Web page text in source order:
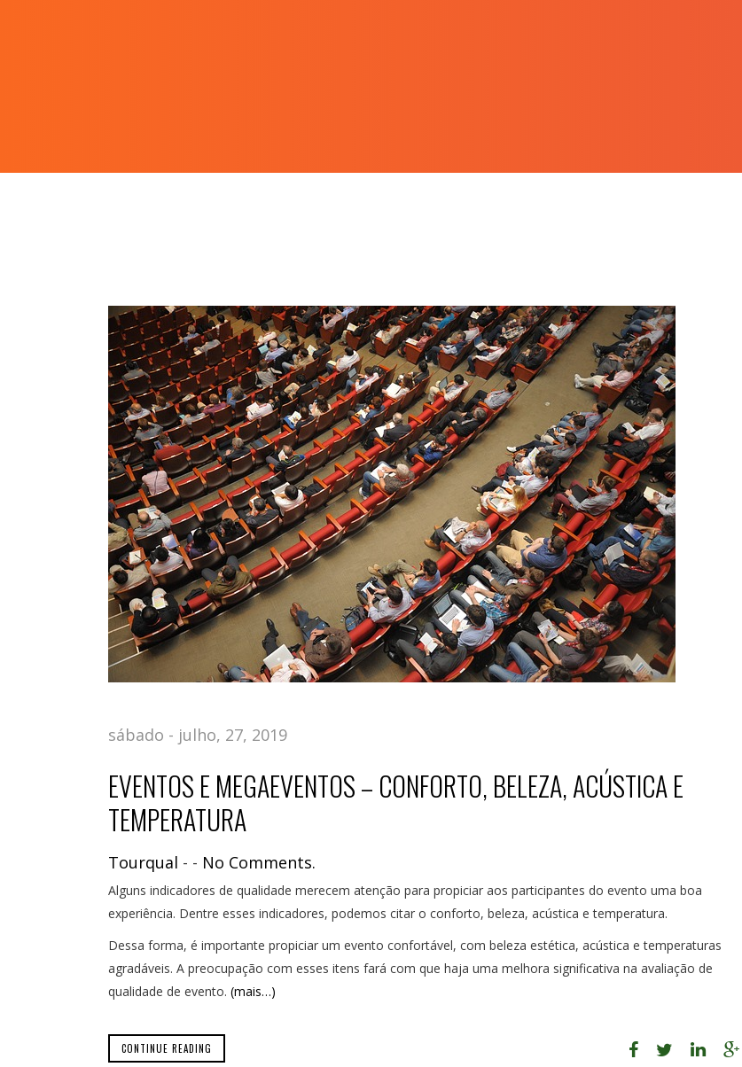
sábado - julho, 27, 2019
EVENTOS E MEGAEVENTOS – CONFORTO, BELEZA, ACÚSTICA E
TEMPERATURA
Tourqual - - No Comments.
Alguns indicadores de qualidade merecem atenção para propiciar aos participantes do evento uma boa
experiência. Dentre esses indicadores, podemos citar o conforto, beleza, acústica e temperatura.
Dessa forma, é importante propiciar um evento confortável, com beleza estética, acústica e temperaturas
agradáveis. A preocupação com esses itens fará com que haja uma melhora significativa na avaliação de
qualidade de evento. (mais…)
CONTINUE READING